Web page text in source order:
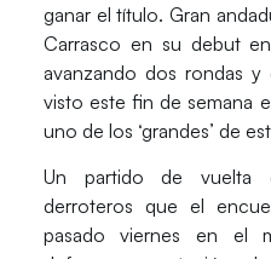
ganar el título. Gran
Carrasco en su debut
avanzando dos rondas
visto este fin de semana
uno de los ‘grandes’ de
Un partido de vuelta
derroteros que el
pasado viernes en el